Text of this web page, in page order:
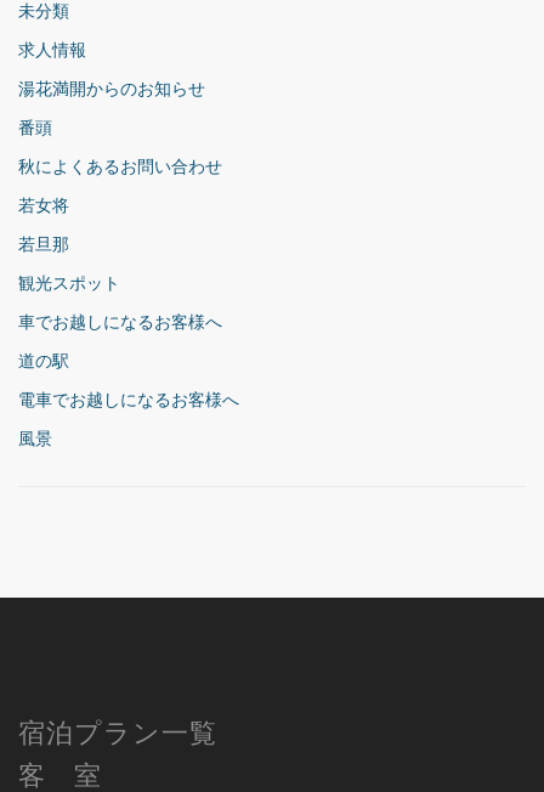
未分類
求人情報
湯花満開からのお知らせ
番頭
秋によくあるお問い合わせ
若女将
若旦那
観光スポット
車でお越しになるお客様へ
道の駅
電車でお越しになるお客様へ
風景
宿泊プラン一覧
客 室